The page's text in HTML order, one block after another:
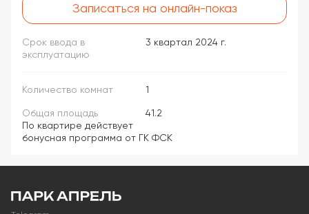
Записаться на онлайн-показ
Срок ввода в
эксплуатацию
3 квартал 2024 г.
Количество комнат 1
Общая площадь
41.2
По квартире действует
бонусная программа от ГК ФСК